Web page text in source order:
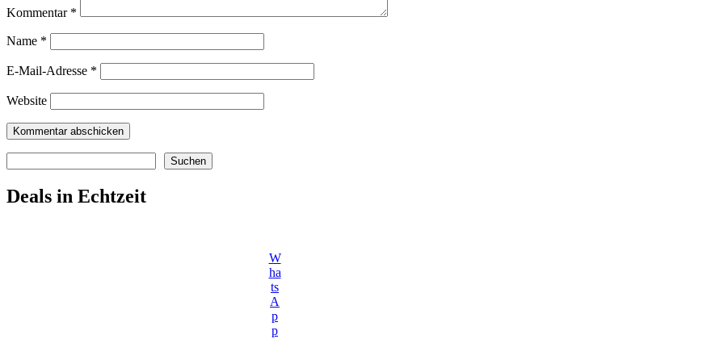
Kommentar *
Name *
E-Mail-Adresse *
Website
Suchen
Deals in Echtzeit
W
ha
ts
A
p
p